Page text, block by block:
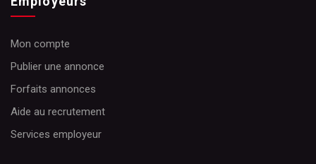
Mon compte
Publier une annonce
Forfaits annonces
Aide au recrutement
Services employeur